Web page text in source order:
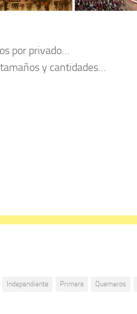
por privado…
y cantidades…
Independiente Primera Quemeros